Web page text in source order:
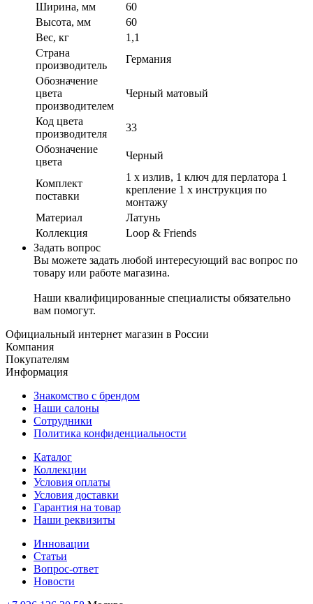
Ширина, мм
60
Высота, мм
60
Вес, кг
1,1
Страна
производитель
Германия
Обозначение
цвета
производителем
Черный матовый
Код цвета
производителя
33
Обозначение
цвета
Черный
Комплект
поставки
1 x излив, 1 ключ для перлатора 1
крепление 1 x инструкция по
монтажу
Материал
Латунь
Коллекция
Loop & Friends
Задать вопрос
Вы можете задать любой интересующий вас вопрос по
товару или работе магазина.
Наши квалифицированные специалисты обязательно
вам помогут.
Официальный интернет магазин в России
Компания
Покупателям
Информация
Знакомство с брендом
Наши салоны
Сотрудники
Политика конфиденциальности
Каталог
Коллекции
Условия оплаты
Условия доставки
Гарантия на товар
Наши реквизиты
Инновации
Статьи
Вопрос-ответ
Новости